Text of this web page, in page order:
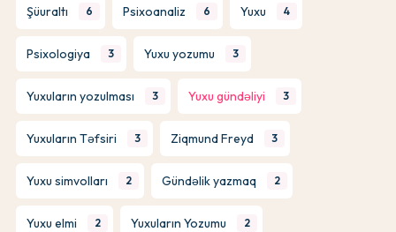
Şüuraltı 6 Psixoanaliz 6 Yuxu 4
Psixologiya 3 Yuxu yozumu 3
Yuxuların yozulması 3 Yuxu gündəliyi 3
Yuxuların Təfsiri 3 Ziqmund Freyd 3
Yuxu simvolları 2 Gündəlik yazmaq 2
Yuxu elmi 2 Yuxuların Yozumu 2